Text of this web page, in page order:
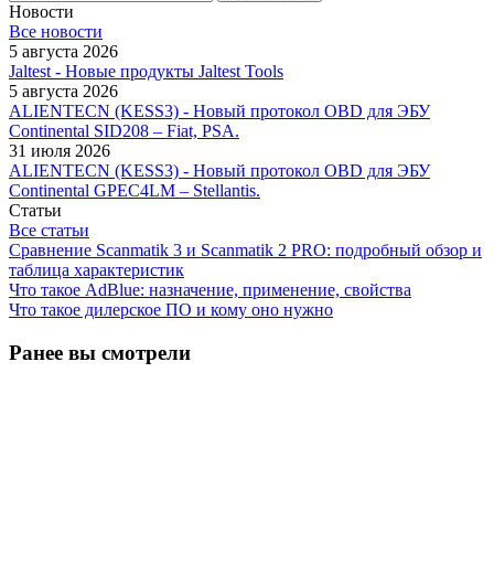
Новости
Все новости
5 августа 2026
Jaltest - Новые продукты Jaltest Tools
5 августа 2026
ALIENTECN (KESS3) - Новый протокол OBD для ЭБУ
Continental SID208 – Fiat, PSA.
31 июля 2026
ALIENTECN (KESS3) - Новый протокол OBD для ЭБУ
Continental GPEC4LM – Stellantis.
Статьи
Все статьи
Сравнение Scanmatik 3 и Scanmatik 2 PRO: подробный обзор и
таблица характеристик
Что такое AdBlue: назначение, применение, свойства
Что такое дилерское ПО и кому оно нужно
Ранее вы смотрели